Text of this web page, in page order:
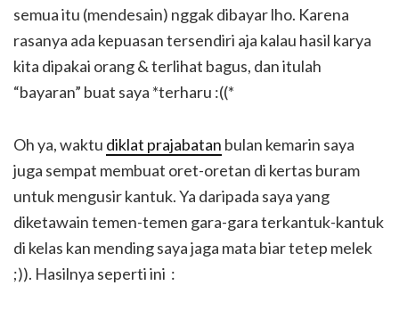
semua itu (mendesain) nggak dibayar lho. Karena
rasanya ada kepuasan tersendiri aja kalau hasil karya
kita dipakai orang & terlihat bagus, dan itulah
“bayaran” buat saya *terharu :((*
Oh ya, waktu diklat prajabatan bulan kemarin saya
juga sempat membuat oret-oretan di kertas buram
untuk mengusir kantuk. Ya daripada saya yang
diketawain temen-temen gara-gara terkantuk-kantuk
di kelas kan mending saya jaga mata biar tetep melek
;)). Hasilnya seperti ini :